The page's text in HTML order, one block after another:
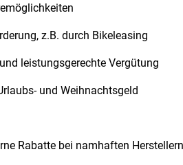
z.B. durch Bikeleasing
leistungsgerechte Vergütung
und Weihnachtsgeld
Rabatte bei namhaften Herstellern